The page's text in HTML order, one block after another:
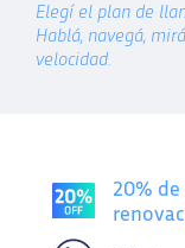
Elegí el plan de
Hablá, navegá,
velocidad.
20%